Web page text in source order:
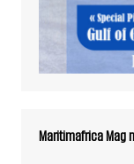
Maritimafrica Mag